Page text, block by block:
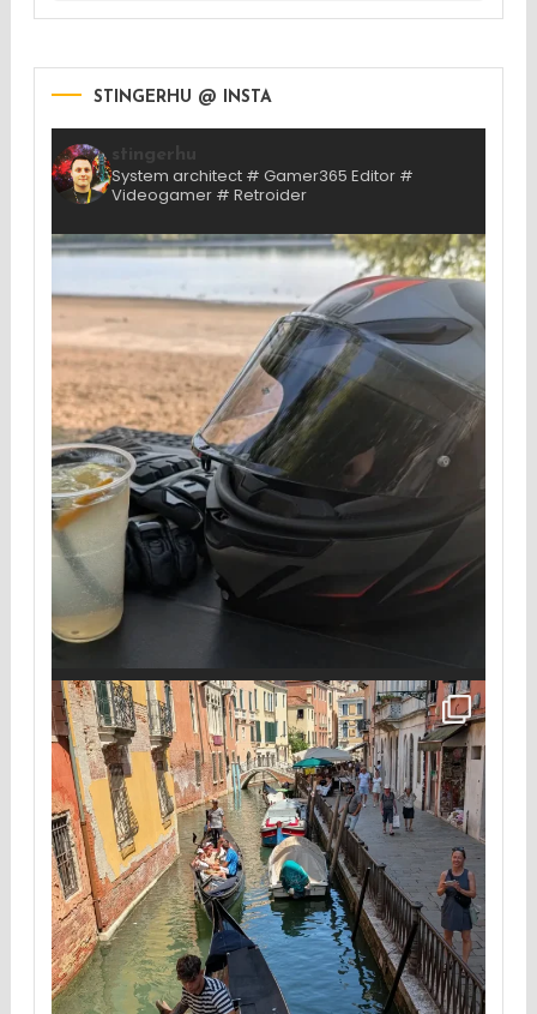
STINGERHU @ INSTA
System architect # Gamer365 Editor #
Videogamer # Retroider